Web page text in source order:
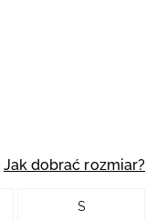
Jak dobrać rozmiar?
S